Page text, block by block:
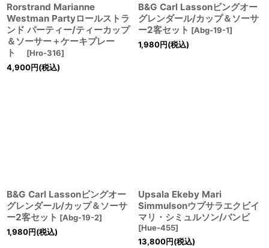
Rorstrand Marianne
Westman Partyロールストラ
ンド パーティー/ティーカップ
＆ソーサー＋ケーキプレー
ト
[Hro-316]
4,900円(税込)
B&G Carl Lassonビングオー
グレンダール/カップ＆ソーサ
ー2客セット [Abg-19-1]
1,980円(税込)
B&G Carl Lassonビングオー
グレンダール/カップ＆ソーサ
ー2客セット [Abg-19-2]
1,980円(税込)
Upsala Ekeby Mari
Simmulsonウプサラエクビイ
マリ・シミュルソン/バンビ
[Hue-455]
13,800円(税込)